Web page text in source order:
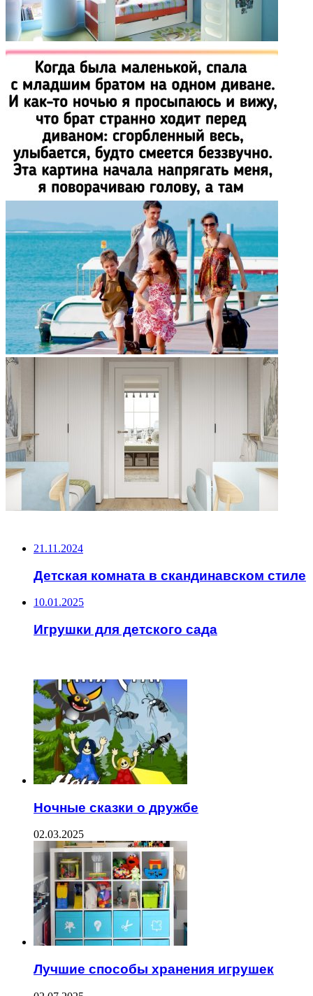
21.11.2024
Детская комната в скандинавском стиле
10.01.2025
Игрушки для детского сада
Ночные сказки о дружбе
02.03.2025
Лучшие способы хранения игрушек